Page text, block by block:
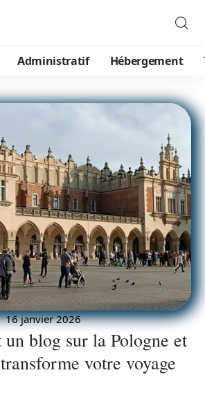
Administratif Hébergement
16 janvier 2026
un blog sur la Pologne et
votre voyage